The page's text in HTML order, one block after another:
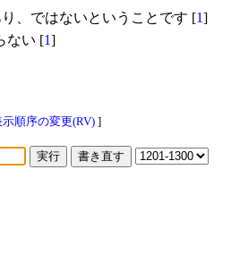
、ではないということです [1]
ない [1]
示順序の変更(RV)]